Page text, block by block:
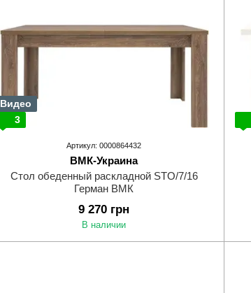
Видео
3
Артикул: 0000864432
ВМК-Украина
Стол обеденный раскладной STO/7/16
Герман ВМК
9 270 грн
В наличии